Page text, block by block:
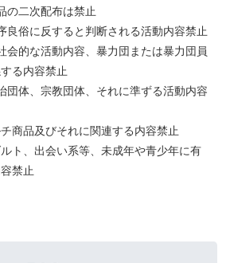
の二次配布は禁止
良俗に反すると判断される活動内容禁止
会的な活動内容、暴力団または暴力団員
る内容禁止
団体、宗教団体、それに準ずる活動内容
チ商品及びそれに関連する内容禁止
ルト、出会い系等、未成年や青少年に有
禁止